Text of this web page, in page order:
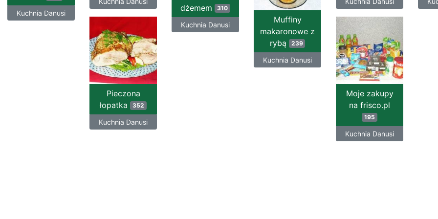
Kuchnia Danusi
dżemem 310
Kuchnia Danusi
Muffiny
makaronowe z
rybą
239
Kuchnia Danusi
Pieczona
łopatka 352
Kuchnia Danusi
Moje zakupy
na frisco.pl
195
Kuchnia Danusi